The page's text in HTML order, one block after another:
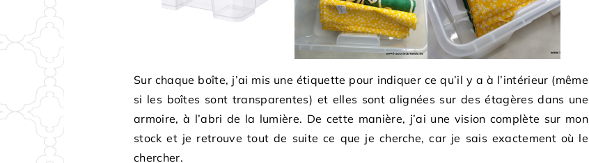
Sur chaque boîte, j’ai mis une étiquette pour indiquer ce qu’il y a à l’intérieur (même
si les boîtes sont transparentes) et elles sont alignées sur des étagères dans une
armoire, à l’abri de la lumière. De cette manière, j’ai une vision complète sur mon
stock et je retrouve tout de suite ce que je cherche, car je sais exactement où le
chercher.